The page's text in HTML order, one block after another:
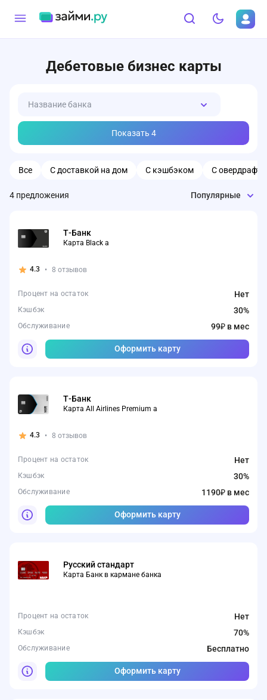
Дебетовые бизнес карты
Название банка
Показать 4
Все С доставкой на дом С кэшбэком С
4 предложения Популярные
Т-Банк
Карта Black а
4.3 • 8 отзывов
Процент на остаток Нет
Кэшбэк 30%
Обслуживание 99₽ в мес
Оформить карту
Т-Банк
Карта All Airlines Premium а
4.3 • 8 отзывов
Процент на остаток Нет
Кэшбэк 30%
Обслуживание 1190₽ в мес
Оформить карту
Русский стандарт
Карта Банк в кармане банка
Процент на остаток Нет
Кэшбэк 70%
Обслуживание Бесплатно
Оформить карту